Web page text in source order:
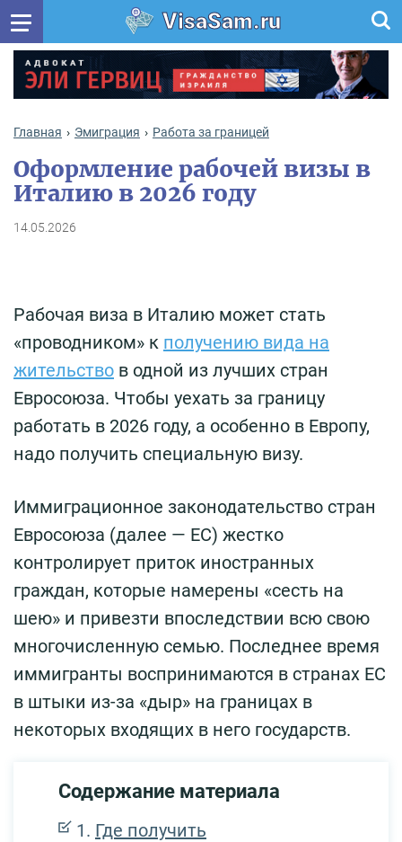
VisaSam.ru
Главная Эмиграция Работа за границей
Оформление рабочей визы в
Италию в 2026 году
14.05.2026
Рабочая виза в Италию может стать
«проводником» к получению вида на
жительство в одной из лучших стран
Евросоюза. Чтобы уехать за границу
работать в 2026 году, а особенно в Европу,
надо получить специальную визу.
Иммиграционное законодательство стран
Евросоюза (далее — ЕС) жестко
контролирует приток иностранных
граждан, которые намерены «сесть на
шею» и привезти впоследствии всю свою
многочисленную семью. Последнее время
иммигранты воспринимаются в странах ЕС
в штыки из-за «дыр» на границах в
некоторых входящих в него государств.
Содержание материала
Где получить